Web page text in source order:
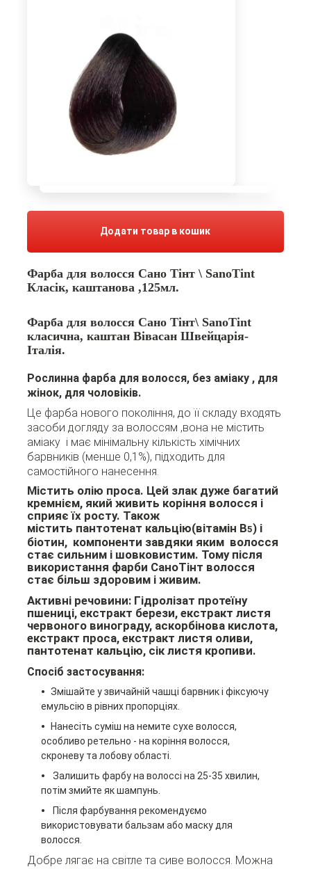
Додати товар в кошик
Фарба для волосся Сано Тінт \ SanoTint
Класік, каштанова ,125мл.
Фарба для волосся Сано Тінт\ SanoTint
класична, каштан Вівасан Швейцарія-
Італія.
Рослинна фарба для волосся, без аміаку , для
жінок, для чоловіків.
Це фарба нового покоління, до її складу входять
засоби догляду за волоссям ,вона не містить
аміаку і має мінімальну кількість хімічних
барвників (менше 0,1%), підходить для
самостійного нанесення.
Містить олію проса. Цей злак дуже багатий
кремнієм, який живить коріння волосся і
сприяє їх росту. Також
містить пантотенат кальцію(вітамін В5) і
біотин, компоненти завдяки яким волосся
стає сильним і шовковистим. Тому після
використання фарби СаноТінт волосся
стає більш здоровим і живим.
Активні речовини:Гідролізат протеїну
пшениці, екстракт берези, екстракт листя
червоного винограду, аскорбінова кислота,
екстракт проса, екстракт листя оливи,
пантотенат кальцію, сік листя кропиви.
Спосіб застосування:
Змішайте у звичайній чашці барвник і фіксуючу
емульсію в рівних пропорціях.
Нанесіть суміш на немите сухе волосся,
особливо ретельно - на коріння волосся,
скроневу та лобову області.
Залишить фарбу на волоссі на 25-35 хвилин,
потім змийте як шампунь.
Після фарбування рекомендуємо
використовувати бальзам або маску для
волосся.
Добре лягає на світле та сиве волосся. Можна